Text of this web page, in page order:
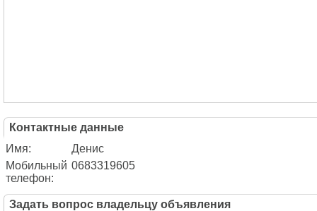
Контактные данные
Имя:
Денис
Мобильный
телефон:
0683319605
Задать вопрос владельцу объявления